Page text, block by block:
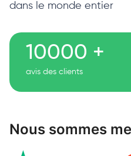
dans le monde entier
10000 +
avis des clients
Nous sommes